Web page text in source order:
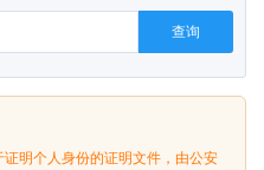
查询
明个人身份的证明文件，由公安